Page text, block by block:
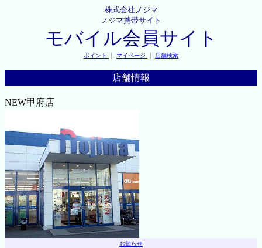
株式会社ノジマ
ノジマ携帯サイト
モバイル会員サイト
ポイント ｜ マイページ ｜ 店舗検索
店舗情報
NEW甲府店
お知らせ